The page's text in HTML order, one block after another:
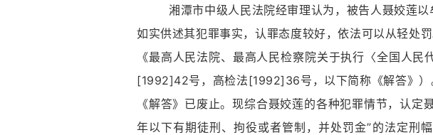
湘潭市中级人民法院经审理认为，被告人聂姣莲以
如实供述其犯罪事实，认罪态度较好，依法可以从轻处
《最高人民法院、最高人民检察院关于执行〈全国人
[1992]42号，高检法[1992]36号，以下简称《解答》）
《解答》已废止。现综合聂姣莲的各种犯罪情节，认
年以下有期徒刑、拘役或者管制，并处罚金”的法定刑